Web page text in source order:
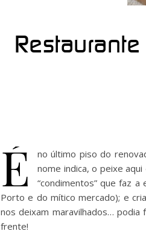
É
no último piso do
nome indica, o peixe
“condimentos” que faz
Porto e do mítico mercado); e
nos deixam maravilhados…
frente!